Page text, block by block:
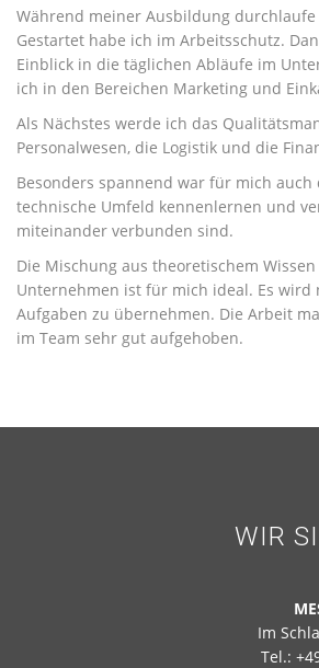
Während meiner Ausbildung
Gestartet habe ich im Arbeitsschutz.
Einblick in die täglichen Abläufe im
ich in den Bereichen Marketing und
Als Nächstes werde ich das
Personalwesen, die Logistik und die
Besonders spannend war für mich
technische Umfeld kennenlernen und
miteinander verbunden sind.
Die Mischung aus theoretischem
Unternehmen ist für mich ideal. Es
Aufgaben zu übernehmen. Die Arbeit
im Team sehr gut aufgehoben.
WIR
Im
Tel.: